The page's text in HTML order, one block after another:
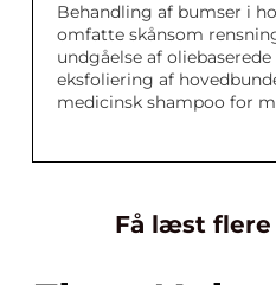
Behandling af bumser i
omfatte skånsom
undgåelse af
eksfoliering af
medicinsk shampoo for
Få læst